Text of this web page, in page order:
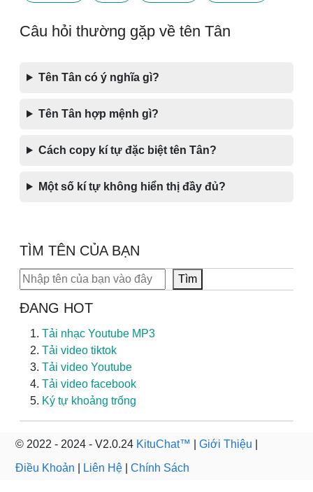
Câu hỏi thường gặp về tên Tân
Tên Tân có ý nghĩa gì?
Tên Tân hợp mệnh gì?
Cách copy kí tự đặc biệt tên Tân?
Một số kí tự không hiển thị đầy đủ?
TÌM TÊN CỦA BẠN
Tìm kiếm Tìm
ĐANG HOT
Tải nhạc Youtube MP3
Tải video tiktok
Tải video Youtube
Tải video facebook
Ký tự khoảng trống
© 2022 - 2024 - V2.0.24 KituChat™ Giới Thiệu
Điều Khoản
Liên Hệ Chính Sách